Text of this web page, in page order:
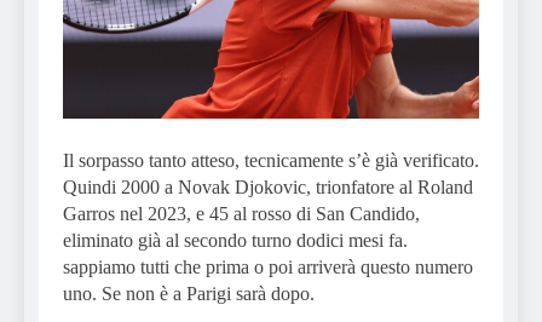
Il sorpasso tanto atteso, tecnicamente s’è già verificato.
Quindi 2000 a Novak Djokovic, trionfatore al Roland
Garros nel 2023, e 45 al rosso di San Candido,
eliminato già al secondo turno dodici mesi fa.
sappiamo tutti che prima o poi arriverà questo numero
uno. Se non è a Parigi sarà dopo.